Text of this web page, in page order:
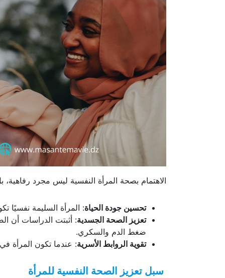
الاهتمام بصحة المرأة النفسية ليس مجرد
تحسين جودة الحياة: المرأة السليمة نفسيًا
تعزيز الصحة الجسدية: أثبتت الدراسات أن
ضغط الدم والسكري.
تقوية الروابط الأسرية: عندما تكون المرأة
سبل تعزيز الصحة النفسية للمرأة